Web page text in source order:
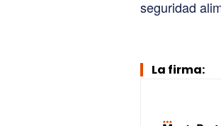
seguridad
La firma: